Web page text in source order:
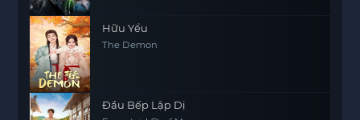
Hữu Yểu
The Demon
Đầu Bếp Lập Dị